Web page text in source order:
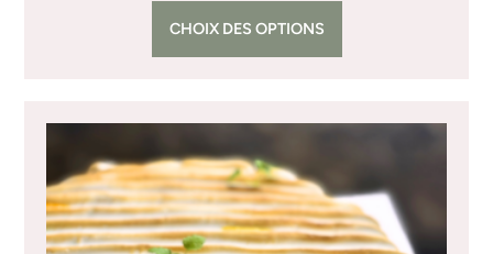
CHOIX DES OPTIONS